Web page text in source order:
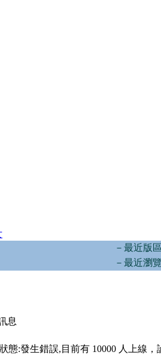
－最近版
－最近瀏
息
態:發生錯誤,目前有 10000 人上線